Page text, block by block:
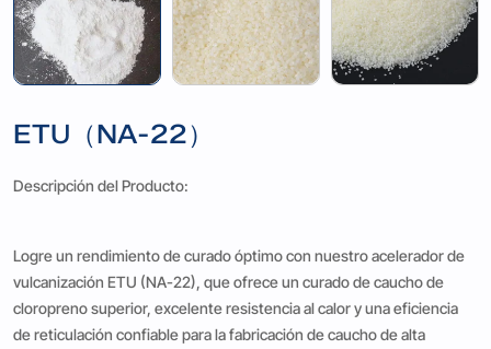
ETU（NA-22）
Descripción del Producto:
Logre un rendimiento de curado óptimo con nuestro acelerador de
vulcanización ETU (NA-22), que ofrece un curado de caucho de
cloropreno superior, excelente resistencia al calor y una eficiencia
de reticulación confiable para la fabricación de caucho de alta